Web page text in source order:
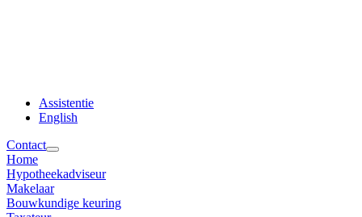
Assistentie
English
Contact
Home
Hypotheekadviseur
Makelaar
Bouwkundige keuring